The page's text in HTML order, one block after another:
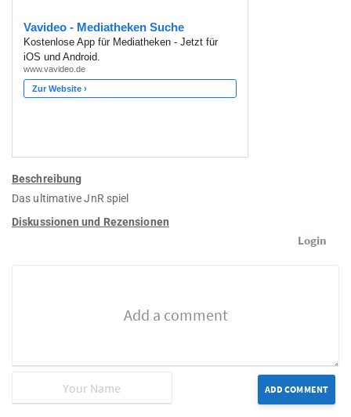
Beschreibung
Das ultimative JnR spiel
Diskussionen und Rezensionen
Login
ADD COMMENT